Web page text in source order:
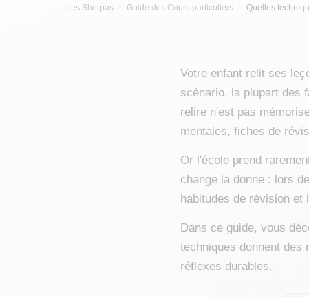
Les Sherpas Guide des Cours particuliers Quelles
Votre enfant relit ses
scénario, la plupart des
relire n'est pas
mentales, fiches de
Or l'école prend
change la donne : lors de
habitudes de révision et
Dans ce guide, vous
techniques donnent des
réflexes durables.